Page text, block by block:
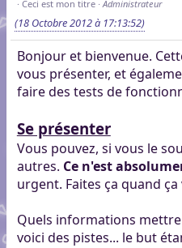
Ceci est mon titre Administrateur
(18 Octobre 2012 à 17:13:52)
Bonjour et bienvenue.
vous présenter, et
faire des tests de
Se présenter
Vous pouvez, si vous le
autres. Ce n'est
urgent. Faites ça quand
Quels informations
voici des pistes... le but